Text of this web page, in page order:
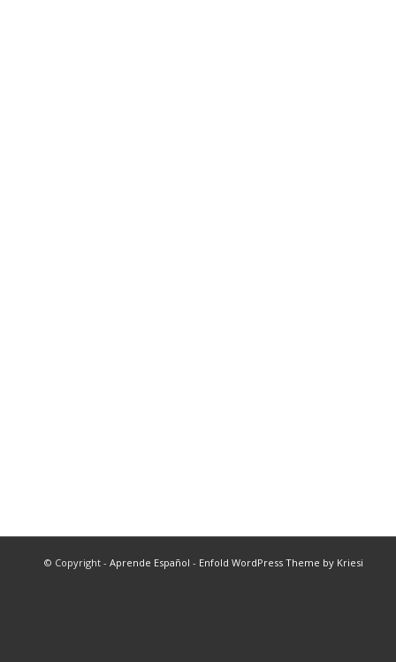
© Copyright - Aprende Español - Enfold WordPress Theme by Kriesi